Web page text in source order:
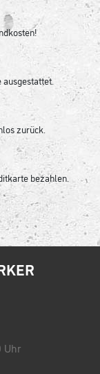
zurück.
bezahlen.
Uhr